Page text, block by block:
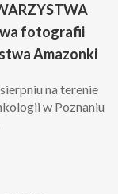
fotografii
Amazonki
na terenie
w Poznaniu